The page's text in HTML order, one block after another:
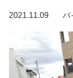
2021.11.09 バ